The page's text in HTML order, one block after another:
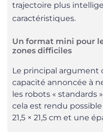
trajectoire plus
caractéristiques.
Un format mini pour
zones difficiles
Le principal argument
capacité annoncée à
les robots « standards
cela est rendu
21,5 × 21,5 cm et une